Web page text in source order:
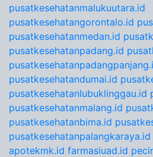
pusatkesehatanmalukuutara.id
pusatkesehatangorontalo.id
pusatkesehatanmedan.id
pusatkesehatanpadang.id
pusatkesehatandumai.id
pusatkesehatanlubuklinggau.id
pusatkesehatanmalang.id
pusatkesehatanbima.id
pusatkesehatanpalangkaraya.id
apotekmk.id farmasiuad.id